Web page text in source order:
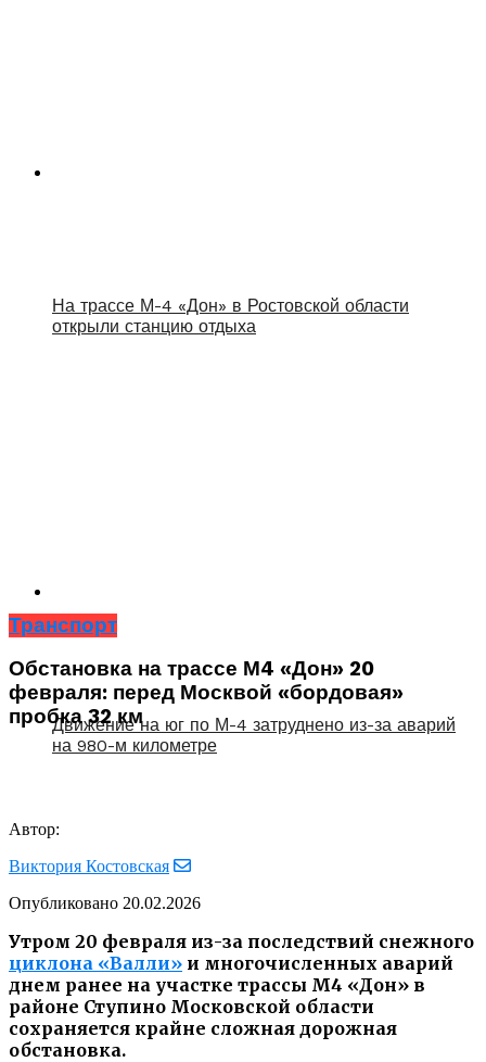
На трассе М-4 «Дон» в Ростовской области
открыли станцию отдыха
Движение на юг по М-4 затруднено из-за аварий
на 980-м километре
Транспорт
Обстановка на трассе М4 «Дон» 20
февраля: перед Москвой «бордовая»
пробка 32 км
Автор:
Виктория Костовская
Опубликовано 20.02.2026
Утром 20 февраля из-за последствий снежного
циклона «Валли» и многочисленных аварий
днем ранее на участке трассы М4 «Дон» в
районе Ступино Московской области
сохраняется крайне сложная дорожная
обстановка.